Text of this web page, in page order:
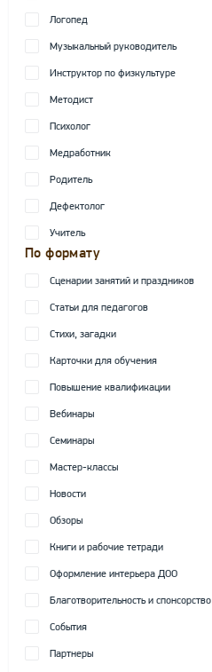
Логопед
Музыкальный руководитель
Инструктор по физкультуре
Методист
Психолог
Медработник
Родитель
Дефектолог
Учитель
По формату
Сценарии занятий и праздников
Статьи для педагогов
Стихи, загадки
Карточки для обучения
Повышение квалификации
Вебинары
Семинары
Мастер-классы
Новости
Обзоры
Книги и рабочие тетради
Оформление интерьера ДОО
Благотворительность и спонсорство
События
Партнеры